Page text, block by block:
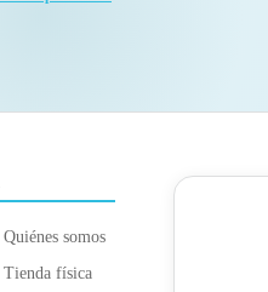
Quiénes somos
Tienda física